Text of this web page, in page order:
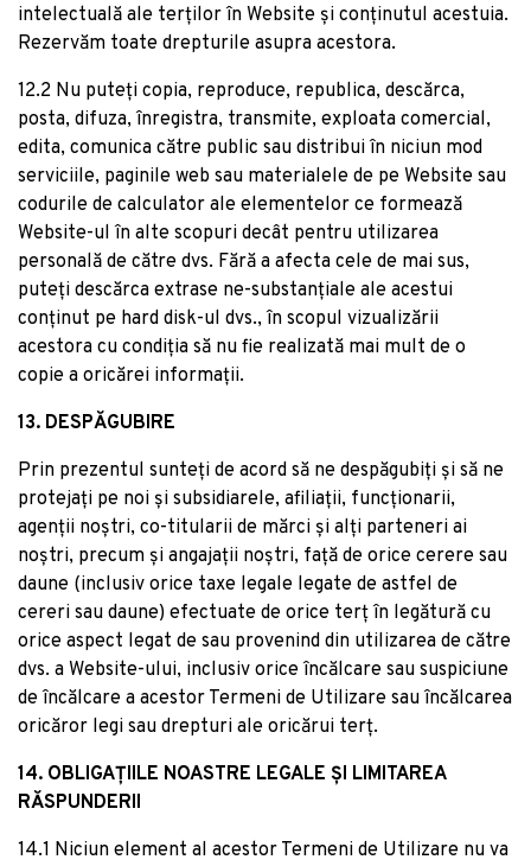
intelectuală ale terților în Website și conținutul acestuia.
Rezervăm toate drepturile asupra acestora.
12.2 Nu puteți copia, reproduce, republica, descărca,
posta, difuza, înregistra, transmite, exploata comercial,
edita, comunica către public sau distribui în niciun mod
serviciile, paginile web sau materialele de pe Website sau
codurile de calculator ale elementelor ce formează
Website-ul în alte scopuri decât pentru utilizarea
personală de către dvs. Fără a afecta cele de mai sus,
puteți descărca extrase ne-substanțiale ale acestui
conținut pe hard disk-ul dvs., în scopul vizualizării
acestora cu condiția să nu fie realizată mai mult de o
copie a oricărei informații.
13. DESPĂGUBIRE
Prin prezentul sunteți de acord să ne despăgubiți și să ne
protejați pe noi și subsidiarele, afiliații, funcționarii,
agenții noștri, co-titularii de mărci și alți parteneri ai
noștri, precum și angajații noștri, față de orice cerere sau
daune (inclusiv orice taxe legale legate de astfel de
cereri sau daune) efectuate de orice terț în legătură cu
orice aspect legat de sau provenind din utilizarea de către
dvs. a Website-ului, inclusiv orice încălcare sau suspiciune
de încălcare a acestor Termeni de Utilizare sau încălcarea
oricăror legi sau drepturi ale oricărui terț.
14. OBLIGAȚIILE NOASTRE LEGALE ȘI LIMITAREA
RĂSPUNDERII
14.1 Niciun element al acestor Termeni de Utilizare nu va